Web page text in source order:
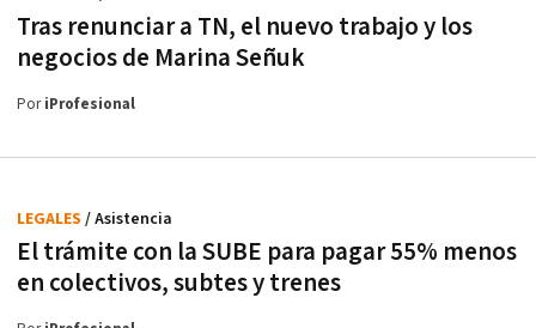
Tras renunciar a TN, el nuevo trabajo y los
negocios de Marina Señuk
PoriProfesional
El trámite con la SUBE para pagar 55% menos
en colectivos, subtes y trenes
LEGALES / Asistencia